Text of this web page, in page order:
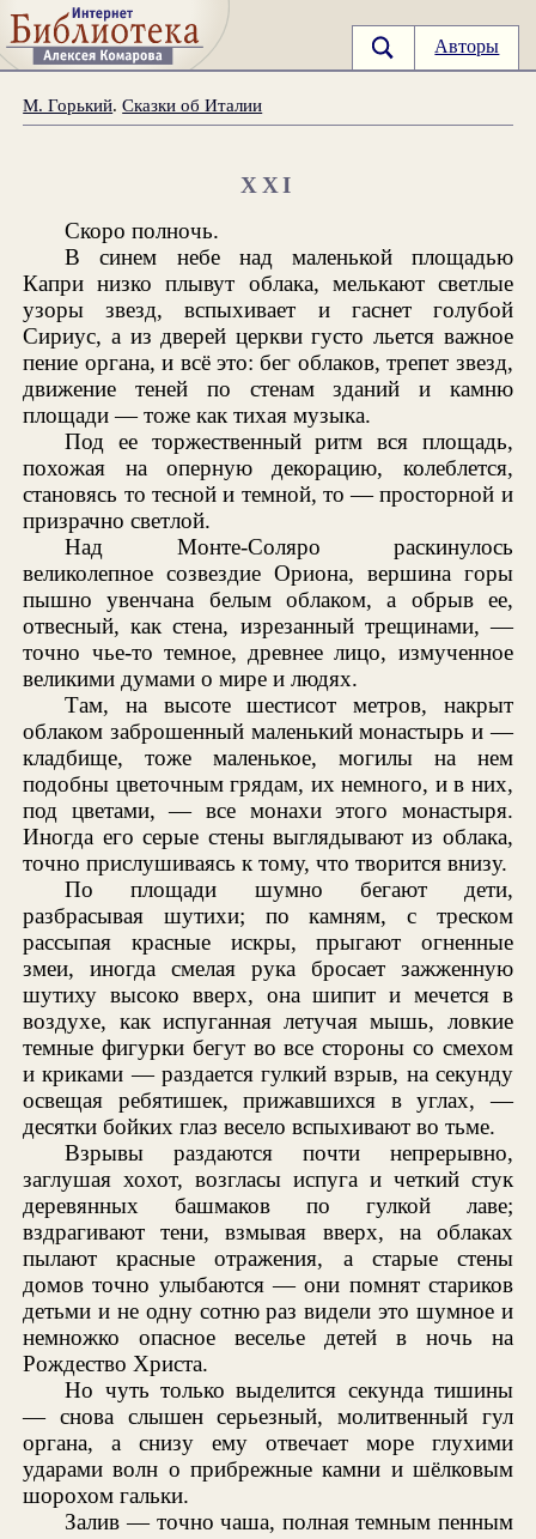
Авторы
М. Горький.Сказки об Италии
XXI
Скоро полночь.
В синем небе над маленькой площадью
Капри низко плывут облака, мелькают светлые
узоры звезд, вспыхивает и гаснет голубой
Сириус, а из дверей церкви густо льется важное
пение органа, и всё это: бег облаков, трепет звезд,
движение теней по стенам зданий и камню
площади — тоже как тихая музыка.
Под ее торжественный ритм вся площадь,
похожая на оперную декорацию, колеблется,
становясь то тесной и темной, то — просторной и
призрачно светлой.
Над Монте-Соляро раскинулось
великолепное созвездие Ориона, вершина горы
пышно увенчана белым облаком, а обрыв ее,
отвесный, как стена, изрезанный трещинами, —
точно чье-то темное, древнее лицо, измученное
великими думами о мире и людях.
Там, на высоте шестисот метров, накрыт
облаком заброшенный маленький монастырь и —
кладбище, тоже маленькое, могилы на нем
подобны цветочным грядам, их немного, и в них,
под цветами, — все монахи этого монастыря.
Иногда его серые стены выглядывают из облака,
точно прислушиваясь к тому, что творится внизу.
По площади шумно бегают дети,
разбрасывая шутихи; по камням, с треском
рассыпая красные искры, прыгают огненные
змеи, иногда смелая рука бросает зажженную
шутиху высоко вверх, она шипит и мечется в
воздухе, как испуганная летучая мышь, ловкие
темные фигурки бегут во все стороны со смехом
и криками — раздается гулкий взрыв, на секунду
освещая ребятишек, прижавшихся в углах, —
десятки бойких глаз весело вспыхивают во тьме.
Взрывы раздаются почти непрерывно,
заглушая хохот, возгласы испуга и четкий стук
деревянных башмаков по гулкой лаве;
вздрагивают тени, взмывая вверх, на облаках
пылают красные отражения, а старые стены
домов точно улыбаются — они помнят стариков
детьми и не одну сотню раз видели это шумное и
немножко опасное веселье детей в ночь на
Рождество Христа.
Но чуть только выделится секунда тишины
— снова слышен серьезный, молитвенный гул
органа, а снизу ему отвечает море глухими
ударами волн о прибрежные камни и шёлковым
шорохом гальки.
Залив — точно чаша, полная темным пенным